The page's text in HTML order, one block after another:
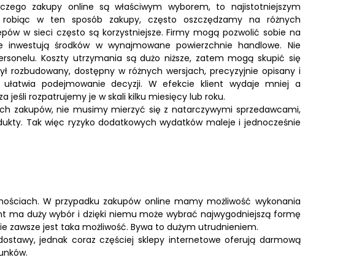
zakupy online są właściwym wyborem, to najistotniejszym
w ten sposób zakupy, często oszczędzamy na różnych
w sieci często są korzystniejsze. Firmy mogą pozwolić sobie na
inwestują środków w wynajmowane powierzchnie handlowe. Nie
Koszty utrzymania są dużo niższe, zatem mogą skupić się
rozbudowany, dostępny w różnych wersjach, precyzyjnie opisany i
podejmowanie decyzji. W efekcie klient wydaje mniej a
jeśli rozpatrujemy je w skali kilku miesięcy lub roku.
zakupów, nie musimy mierzyć się z natarczywymi sprzedawcami,
Tak więc ryzyko dodatkowych wydatków maleje i jednocześnie
W przypadku zakupów online mamy możliwość wykonania
ma duży wybór i dzięki niemu może wybrać najwygodniejszą formę
zawsze jest taka możliwość. Bywa to dużym utrudnieniem.
jednak coraz częściej sklepy internetowe oferują darmową